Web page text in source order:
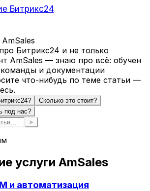
Битрикс24.
Битрикс24 и не только
AmSales — знаю про всё: обучен
и документации
что-нибудь по теме статьи —
Сколько это стоит?
под нас?
➤
услуги AmSales
и автоматизация